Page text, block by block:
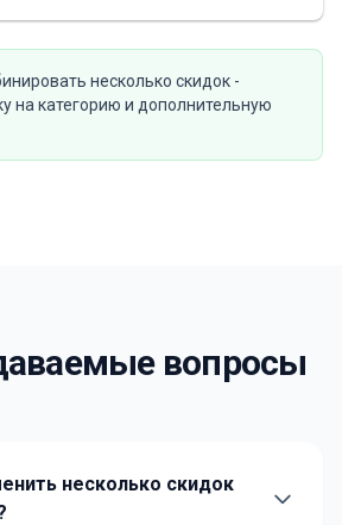
несколько скидок -
на категорию и дополнительную
вопросы
несколько скидок